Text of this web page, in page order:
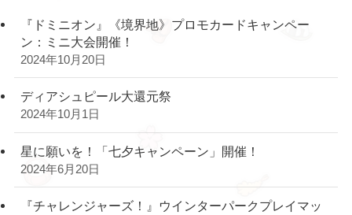
『ドミニオン』《境界地》プロモカードキャンペー
ン：ミニ大会開催！
2024年10月20日
ディアシュピール大還元祭
2024年10月1日
星に願いを！「七夕キャンペーン」開催！
2024年6月20日
『チャレンジャーズ！』ウインターパークプレイマッ